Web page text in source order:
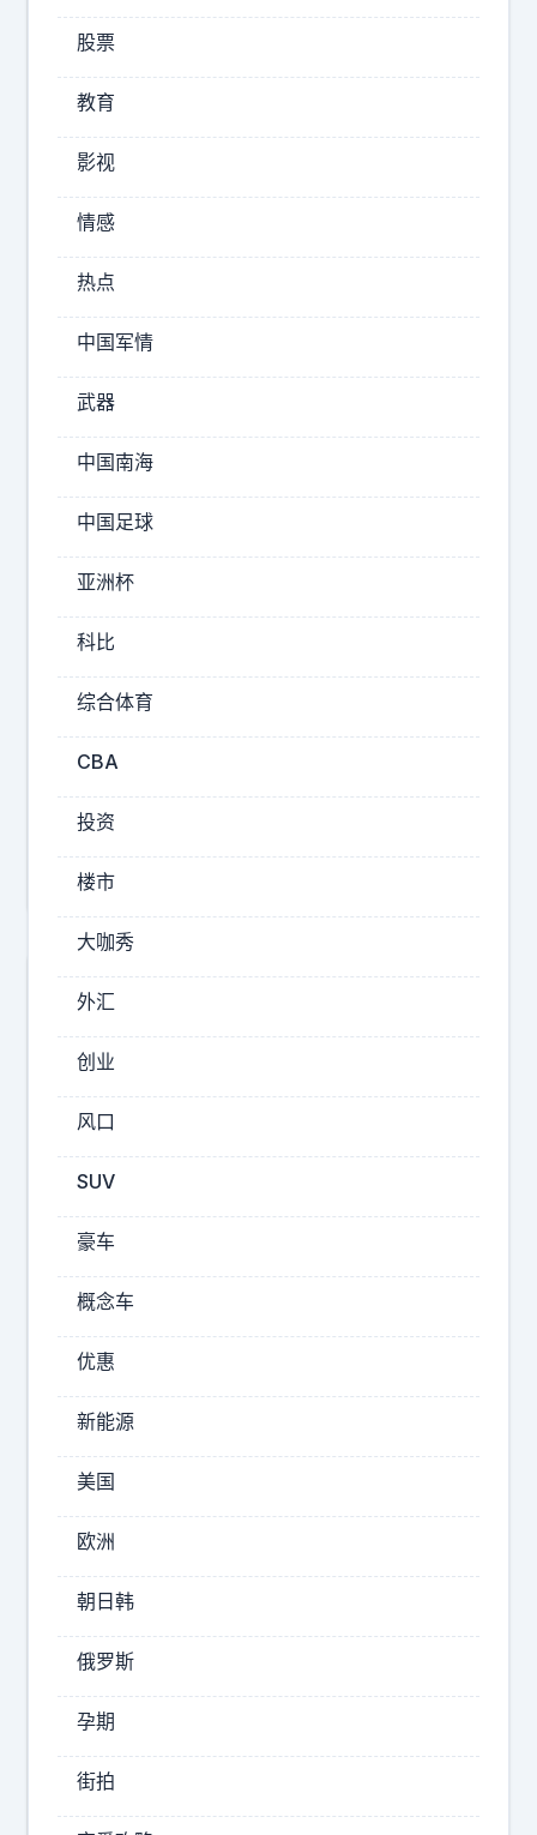
期
、
复
利
、
复
简
约
、
运
用
已
经
舒
服
上
了
～
秋
高
气
爽
～
爽
爽
爽
～
粕
～
粕
2026-
07
佳
琪
の
碎
碎
秋
启
下
半
年
好
～
经
舒
服
上
了
～
高
气
爽
～
时
间
玩
耍
、
休
息
、
发
呆
都
不
是
费
间
因
你
中
股票
教育
影视
情感
热点
中国军情
武器
中国南海
中国足球
亚洲杯
科比
综合体育
CBA
投资
楼市
大咖秀
外汇
创业
风口
SUV
豪车
概念车
优惠
新能源
美国
欧洲
朝日韩
俄罗斯
孕期
街拍